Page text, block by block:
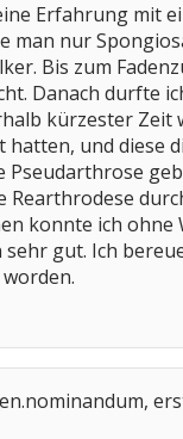
Erfahrung mit
man nur
Bis zum
Danach durfte
kürzester Zeit
und diese
Pseudarthrose
Rearthrodese
konnte ich ohne
sehr gut. Ich